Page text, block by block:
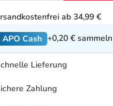
ab 34,99 €
APO Cash +0,20 € sammeln
Lieferung
Zahlung